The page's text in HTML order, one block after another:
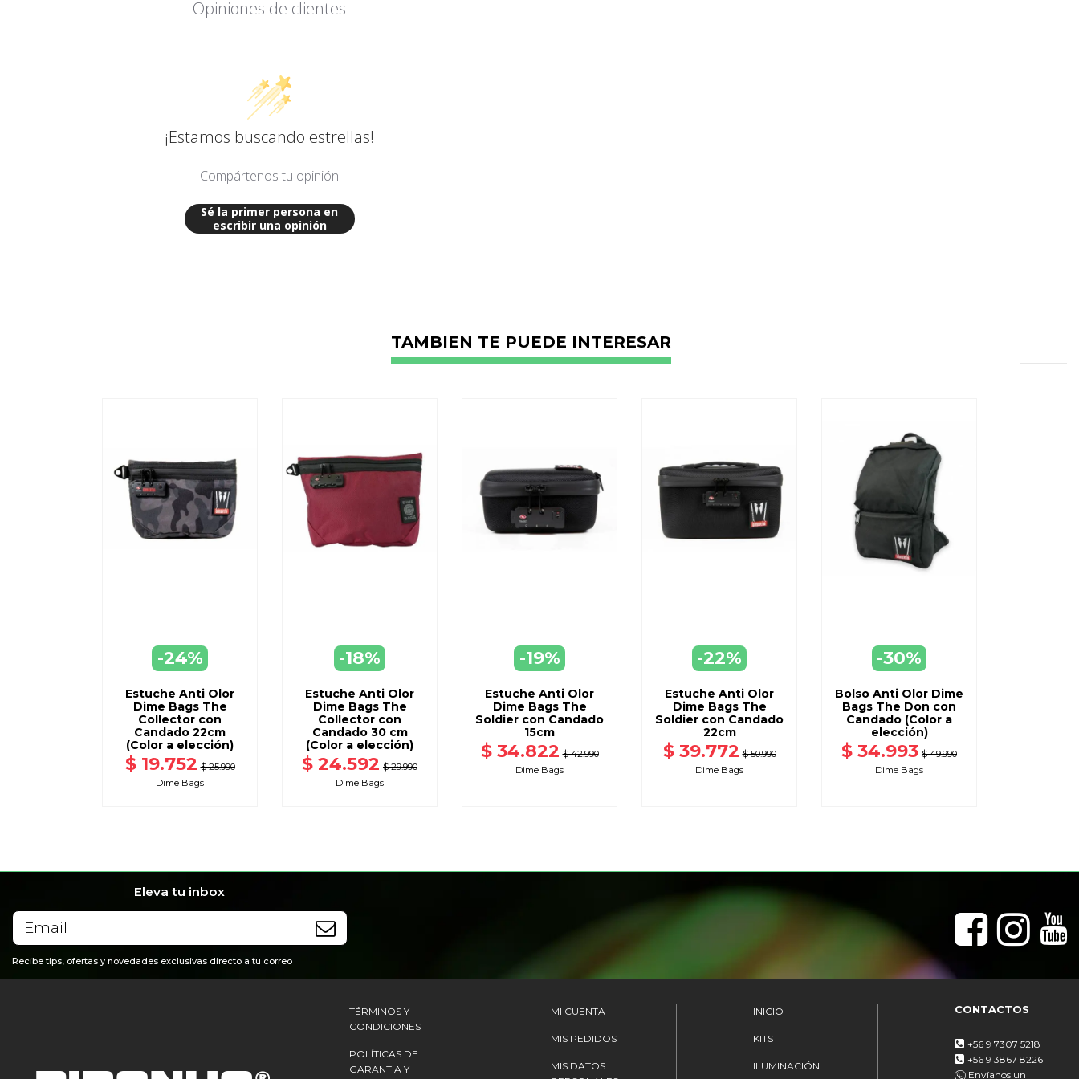
Opiniones de clientes
¡Estamos buscando estrellas!
Compártenos tu opinión
Sé la primer persona en
escribir una opinión
TAMBIEN TE PUEDE INTERESAR
-24%
AGREGAR
A CARRO
Estuche Anti Olor
Dime Bags The
Collector con
Candado 22cm
(Color a elección)
$ 19.752 $ 25.990
Dime Bags
-18%
AGREGAR
A CARRO
Estuche Anti Olor
Dime Bags The
Collector con
Candado 30 cm
(Color a elección)
$ 24.592 $ 29.990
Dime Bags
-19%
AGREGAR
A CARRO
Estuche Anti Olor
Dime Bags The
Soldier con Candado
15cm
$ 34.822 $ 42.990
Dime Bags
-22%
AGREGAR
A CARRO
Estuche Anti Olor
Dime Bags The
Soldier con Candado
22cm
$ 39.772 $ 50.990
Dime Bags
-30%
AGREGAR
A CARRO
Bolso Anti Olor Dime
Bags The Don con
Candado (Color a
elección)
$ 34.993 $ 49.990
Dime Bags
Eleva tu inbox
Recibe tips, ofertas y novedades exclusivas directo a tu correo
TÉRMINOS Y
CONDICIONES
POLÍTICAS DE
GARANTÍA Y
MI CUENTA
MIS PEDIDOS
MIS DATOS
INICIO
KITS
ILUMINACIÓN
CONTACTOS
+56 9 7307 5218
+56 9 3867 8226
Envíanos un